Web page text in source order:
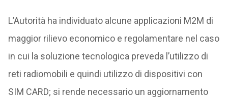
L’Autorità ha individuato alcune applicazioni M2M di
maggior rilievo economico e regolamentare nel caso
in cui la soluzione tecnologica preveda l’utilizzo di
reti radiomobili e quindi utilizzo di dispositivi con
SIM CARD; si rende necessario un aggiornamento